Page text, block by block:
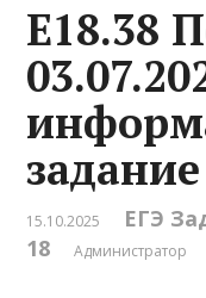
Е18.38
15.10.2025
ЕГЭ
18
Администратор